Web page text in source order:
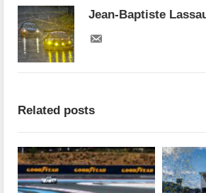
Jean-Baptiste
Related posts